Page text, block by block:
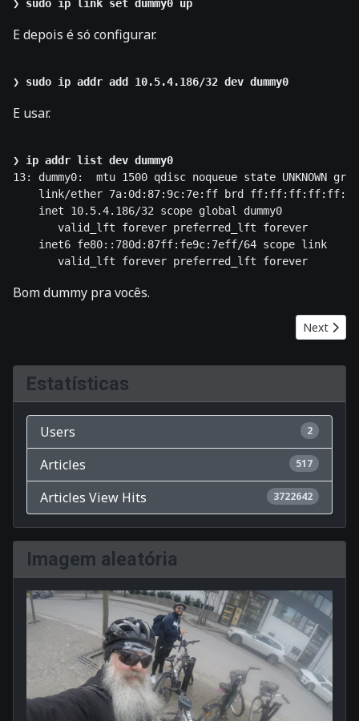
❯
E depois é só configurar.
❯
E usar.
❯ ip addr list dev dummy0
13: dummy0:  mtu 1500 qdisc noqueue state UNKNOWN
    link/ether 7a:0d:87:9c:7e:ff brd ff:ff:ff:ff:ff:ff
    inet 10.5.4.186/32 scope global dummy0
       valid_lft forever preferred_lft forever
    inet6 fe80::780d:87ff:fe9c:7eff/64 scope link
Bom dummy pra vocês.
Next
Next
Estatísticas
Users 2
Articles 517
Articles View Hits 3722642
Imagem aleatória